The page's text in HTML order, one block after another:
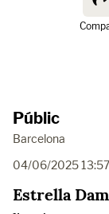
Públic
Barcelona
04/06/2025 13:57
Estrella